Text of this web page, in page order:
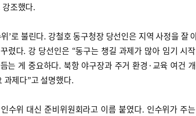
조했다.
’로 불린다. 강철호 동구청장 당선인은 지역 사정을 잘
렸다. 강 당선인은 “동구는 챙길 과제가 많아 임기 시
는 게 중요하다. 북항 야구장과 주거 환경·교육 여건
과제다”고 설명했다.
수위 대신 준비위원회라고 이름 붙였다. 인수위가 주